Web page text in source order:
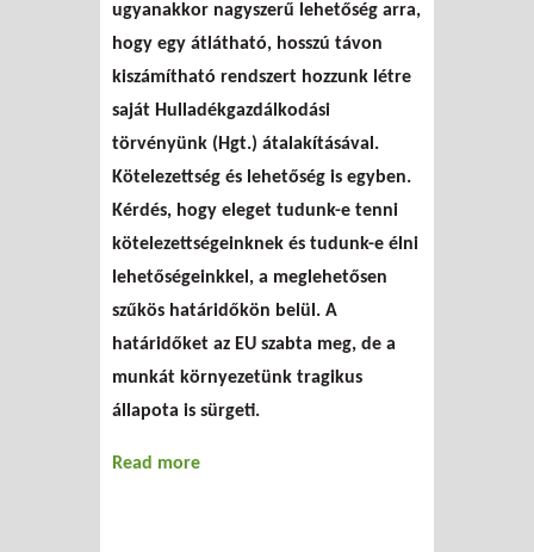
ugyanakkor nagyszerű lehetőség arra,
hogy egy átlátható, hosszú távon
kiszámítható rendszert hozzunk létre
saját Hulladékgazdálkodási
törvényünk (Hgt.) átalakításával.
Kötelezettség és lehetőség is egyben.
Kérdés, hogy eleget tudunk-e tenni
kötelezettségeinknek és tudunk-e élni
lehetőségeinkkel, a meglehetősen
szűkös határidőkön belül. A
határidőket az EU szabta meg, de a
munkát környezetünk tragikus
állapota is sürgeti.
Read more